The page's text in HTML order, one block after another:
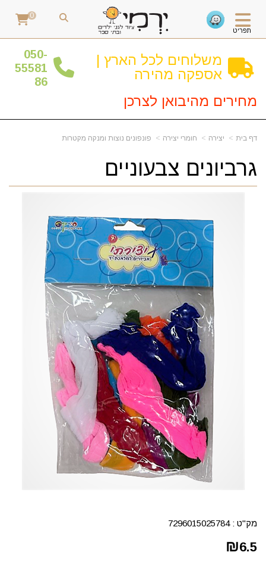
תפריט
0
משלוחים לכל הארץ |
אספקה מהירה
050-
55581
86
מחירים מהיבואן לצרכן
דף בית יצירה חומרי יצירה פונפונים נוצות ומנקה מקטרות
גרביונים צבעוניים
מק"ט :7296015025784
₪6.5